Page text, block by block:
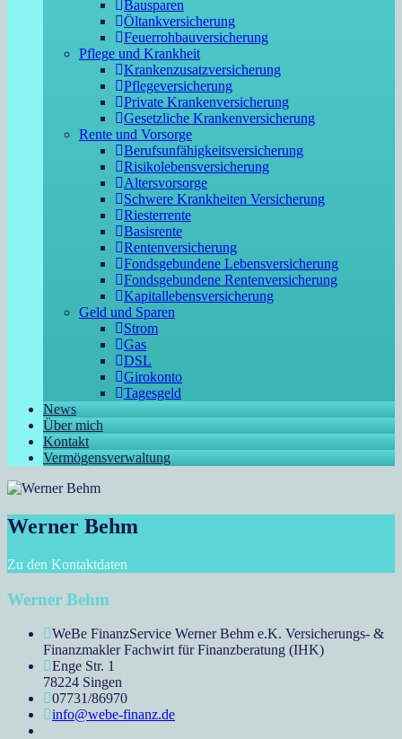
Bausparen
Öltankversicherung
Feuerrohbauversicherung
Pflege und Krankheit
Krankenzusatzversicherung
Pflegeversicherung
Private Krankenversicherung
Gesetzliche Krankenversicherung
Rente und Vorsorge
Berufs­unfähigkeitsversicherung
Risikolebensversicherung
Altersvorsorge
Schwere Krankheiten Versicherung
Riesterrente
Basisrente
Rentenversicherung
Fondsgebundene Lebensversicherung
Fondsgebundene Rentenversicherung
Kapitallebensversicherung
Geld und Sparen
Strom
Gas
DSL
Girokonto
Tagesgeld
News
Über mich
Kontakt
Vermögensverwaltung
Werner Behm
Zu den Kontaktdaten
Werner Behm
WeBe FinanzService Werner Behm e.K. Versicherungs- &
Finanzmakler Fachwirt für Finanzberatung (IHK)
Enge Str. 1
78224 Singen
07731/86970
info@webe-finanz.de